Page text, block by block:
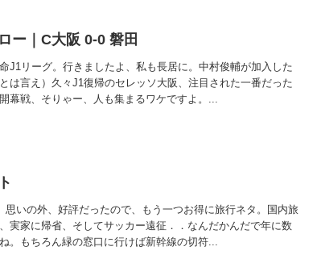
ー｜C大阪 0-0 磐田
J1リーグ。行きましたよ、私も長居に。中村俊輔が加入した
は言え）久々J1復帰のセレッソ大阪、注目された一番だった
幕戦、そりゃー、人も集まるワケですよ。...
思いの外、好評だったので、もう一つお得に旅行ネタ。国内旅
実家に帰省、そしてサッカー遠征．．なんだかんだで年に数
。もちろん緑の窓口に行けば新幹線の切符...